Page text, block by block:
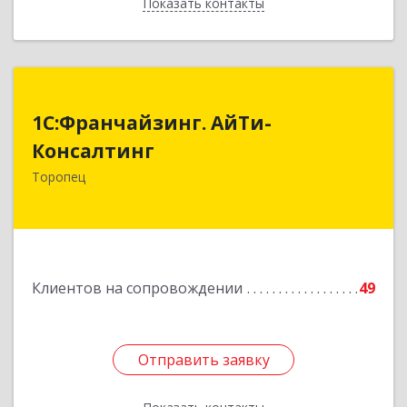
1С:Франчайзинг. АйТи-
Консалтинг
Торопец
Клиентов на сопровождении 49
Отправить заявку
Консалтинг
Подробнее
Отправить заявку